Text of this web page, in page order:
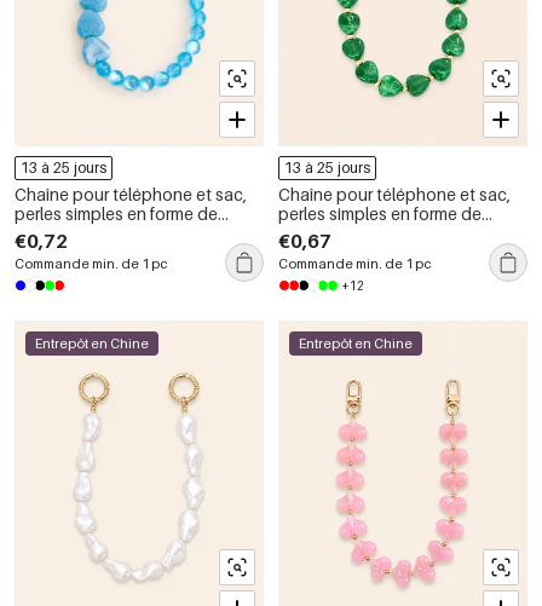
13 à 25 jours
Chaîne pour téléphone et sac,
perles simples en forme de
cœur, couleur unie, dégradé de
résine, série romantique
€0,72
Commande min. de 1 pc
13 à 25 jours
Chaîne pour téléphone et sac,
perles simples en forme de
cœur, couleur unie, dégradé de
résine, série romantique
€0,67
Commande min. de 1 pc
+12
Entrepôt en Chine Entrepôt en Chine